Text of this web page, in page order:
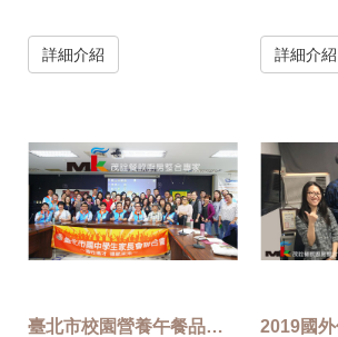
詳細介紹 詳細介紹
臺北市校園營養午餐品質提升暨食安座談會